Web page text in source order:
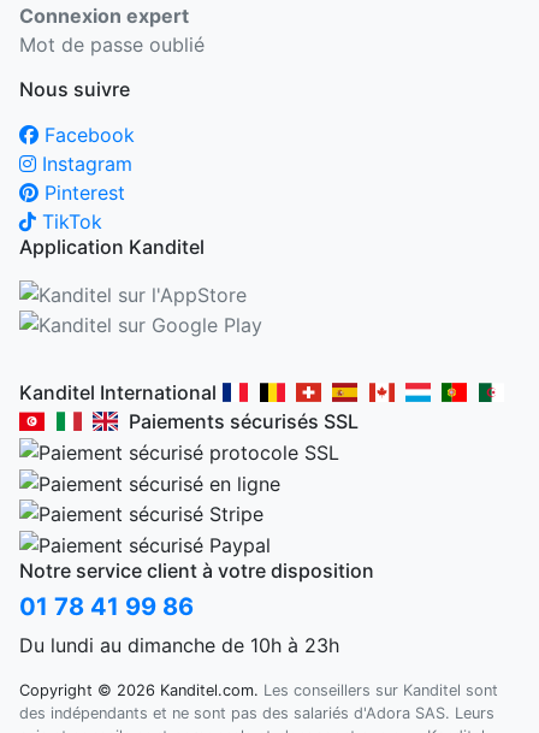
Connexion expert
Mot de passe oublié
Nous suivre
Facebook
Instagram
Pinterest
TikTok
Application Kanditel
Kanditel International
Paiements sécurisés SSL
Notre service client à votre disposition
01 78 41 99 86
Du lundi au dimanche de 10h à 23h
Copyright © 2026 Kanditel.com. Les conseillers sur Kanditel sont
des indépendants et ne sont pas des salariés d'Adora SAS. Leurs